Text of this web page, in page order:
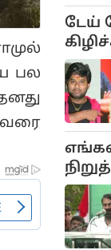
பல
டேய்
சீமான்